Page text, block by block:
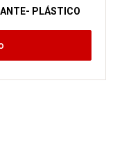
PLÁSTICO